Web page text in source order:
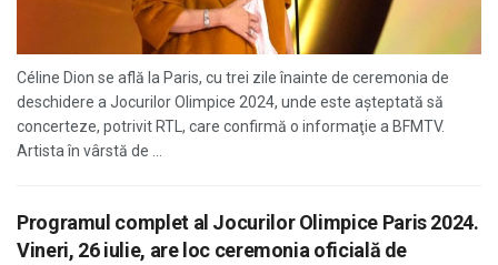
Céline Dion se află la Paris, cu trei zile înainte de ceremonia de
deschidere a Jocurilor Olimpice 2024, unde este aşteptată să
concerteze, potrivit RTL, care confirmă o informaţie a BFMTV.
Artista în vârstă de ...
Programul complet al Jocurilor Olimpice Paris 2024.
Vineri, 26 iulie, are loc ceremonia oficială de